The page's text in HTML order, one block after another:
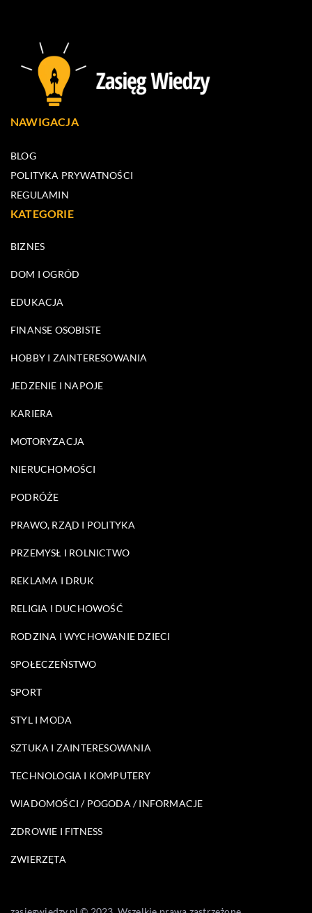
NAWIGACJA
BLOG
POLITYKA PRYWATNOŚCI
REGULAMIN
KATEGORIE
BIZNES
DOM I OGRÓD
EDUKACJA
FINANSE OSOBISTE
HOBBY I ZAINTERESOWANIA
JEDZENIE I NAPOJE
KARIERA
MOTORYZACJA
NIERUCHOMOŚCI
PODRÓŻE
PRAWO, RZĄD I POLITYKA
PRZEMYSŁ I ROLNICTWO
REKLAMA I DRUK
RELIGIA I DUCHOWOŚĆ
RODZINA I WYCHOWANIE DZIECI
SPOŁECZEŃSTWO
SPORT
STYL I MODA
SZTUKA I ZAINTERESOWANIA
TECHNOLOGIA I KOMPUTERY
WIADOMOŚCI / POGODA / INFORMACJE
ZDROWIE I FITNESS
ZWIERZĘTA